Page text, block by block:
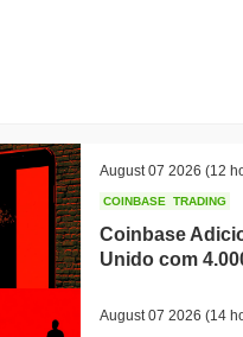
August 07 2026 (12
COINBASE TRADING
Coinbase
Unido com
August 07 2026 (14